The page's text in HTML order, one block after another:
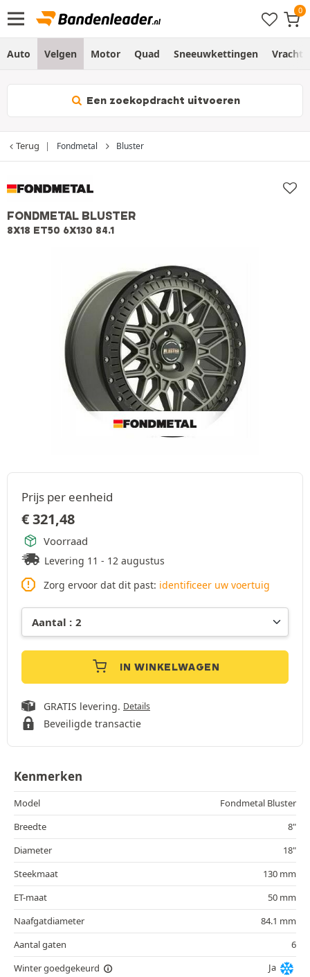
Auto Velgen Motor Quad Sneeuwkettingen
Een zoekopdracht uitvoeren
Terug Fondmetal Bluster
FONDMETAL BLUSTER
8X18 ET50 6X130 84.1
Prijs per eenheid
€321,48
Voorraad
Levering 11 - 12 augustus
Zorg ervoor dat dit past: identificeer uw voertuig
IN WINKELWAGEN
GRATIS levering. Details
Beveiligde transactie
Kenmerken
Model
Fondmetal Bluster
Breedte
8"
Diameter
18"
Steekmaat
130 mm
ET-maat
50 mm
Naafgatdiameter
84.1 mm
Aantal gaten
6
Winter goedgekeurd
Ja